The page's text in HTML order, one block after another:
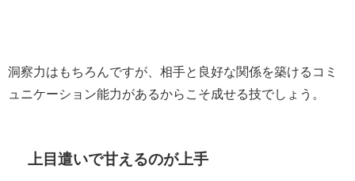
洞察力はもちろんですが、相手と良好な関係を築けるコミ
ュニケーション能力があるからこそ成せる技でしょう。
上目遣いで甘えるのが上手